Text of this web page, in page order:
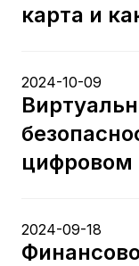
карта и
2024-10-09
цифровом
2024-09-18